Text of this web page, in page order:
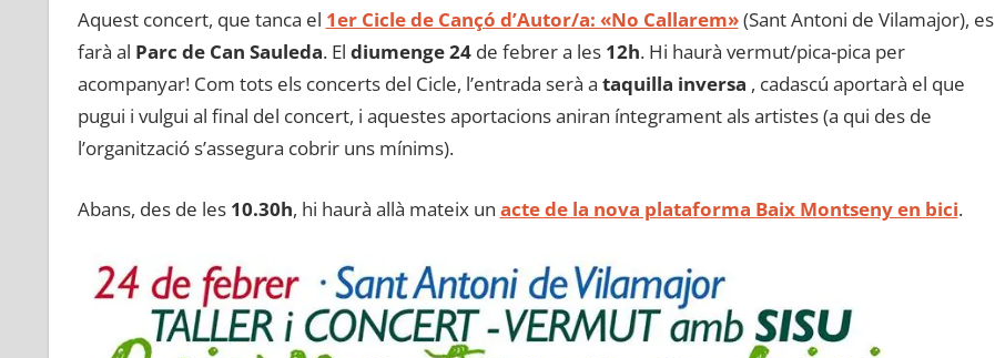
Aquest concert, que tanca el 1er Cicle de Cançó d’Autor/a: «No Callarem»(Sant Antoni de Vilamajor), es
farà al Parc de Can Sauleda. El diumenge 24de febrer a les 12h. Hi haurà vermut/pica-pica per
acompanyar! Com tots els concerts del Cicle, l’entrada serà a taquilla inversa , cadascú aportarà el que
pugui i vulgui al final del concert, i aquestes aportacions aniran íntegrament als artistes (a qui des de
l’organització s’assegura cobrir uns mínims).
Abans, des de les 10.30h, hi haurà allà mateix un acte de la nova plataforma Baix Montseny en bici.